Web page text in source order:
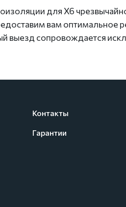
для X6
вам оптимальное
выезд сопровождается
Контакты
Гарантии